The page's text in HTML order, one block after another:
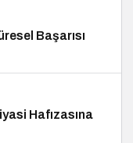
Başarısı
Hafızasına